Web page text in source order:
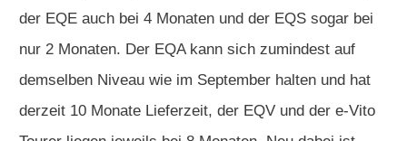
der EQE auch bei 4 Monaten und der EQS sogar bei
nur 2 Monaten. Der EQA kann sich zumindest auf
demselben Niveau wie im September halten und hat
derzeit 10 Monate Lieferzeit, der EQV und der e-Vito